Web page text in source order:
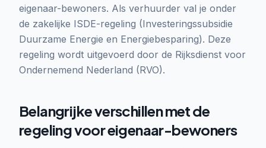
eigenaar-bewoners. Als verhuurder val je onder
de zakelijke ISDE-regeling (Investeringssubsidie
Duurzame Energie en Energiebesparing). Deze
regeling wordt uitgevoerd door de Rijksdienst voor
Ondernemend Nederland (RVO).
Belangrijke verschillen met de
regeling voor eigenaar-bewoners